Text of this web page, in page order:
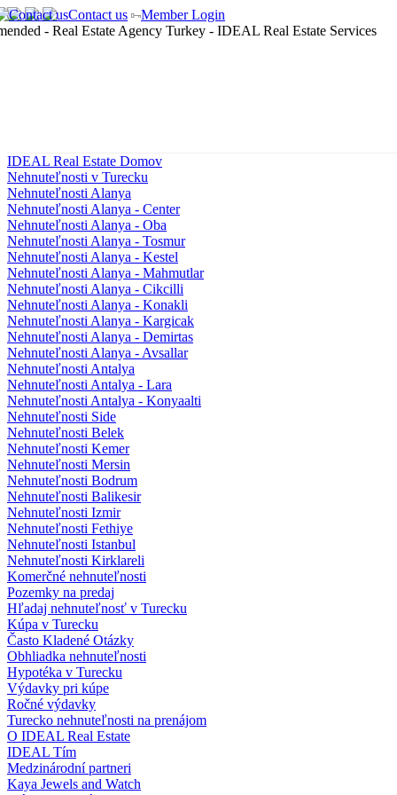
Contact us Member Login
IDEAL Real Estate Domov
Nehnuteľnosti v Turecku
Nehnuteľnosti Alanya
Nehnuteľnosti Alanya - Center
Nehnuteľnosti Alanya - Oba
Nehnuteľnosti Alanya - Tosmur
Nehnuteľnosti Alanya - Kestel
Nehnuteľnosti Alanya - Mahmutlar
Nehnuteľnosti Alanya - Cikcilli
Nehnuteľnosti Alanya - Konakli
Nehnuteľnosti Alanya - Kargicak
Nehnuteľnosti Alanya - Demirtas
Nehnuteľnosti Alanya - Avsallar
Nehnuteľnosti Antalya
Nehnuteľnosti Antalya - Lara
Nehnuteľnosti Antalya - Konyaalti
Nehnuteľnosti Side
Nehnuteľnosti Belek
Nehnuteľnosti Kemer
Nehnuteľnosti Mersin
Nehnuteľnosti Bodrum
Nehnuteľnosti Balikesir
Nehnuteľnosti Izmir
Nehnuteľnosti Fethiye
Nehnuteľnosti Istanbul
Nehnuteľnosti Kirklareli
Komerčné nehnuteľnosti
Pozemky na predaj
Hľadaj nehnuteľnosť v Turecku
Kúpa v Turecku
Často Kladené Otázky
Obhliadka nehnuteľnosti
Hypotéka v Turecku
Výdavky pri kúpe
Ročné výdavky
Turecko nehnuteľnosti na prenájom
O IDEAL Real Estate
IDEAL Tím
Medzinárodní partneri
Kaya Jewels and Watch